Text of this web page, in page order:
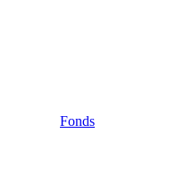
Fonds